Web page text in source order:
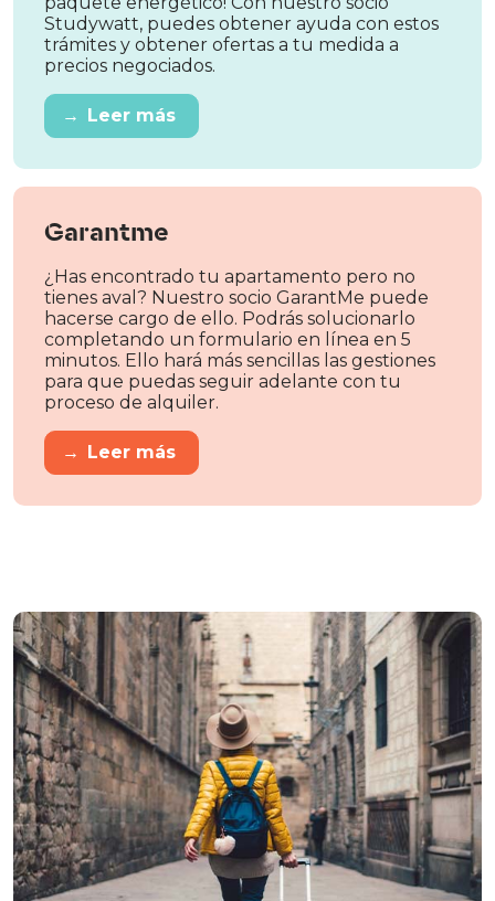
Studywatt, puedes obtener ayuda con estos
trámites y obtener ofertas a tu medida a
precios negociados.
→ Leer más
Garantme
¿Has encontrado tu apartamento pero no
tienes aval? Nuestro socio GarantMe puede
hacerse cargo de ello. Podrás solucionarlo
completando un formulario en línea en 5
minutos. Ello hará más sencillas las gestiones
para que puedas seguir adelante con tu
proceso de alquiler.
→ Leer más